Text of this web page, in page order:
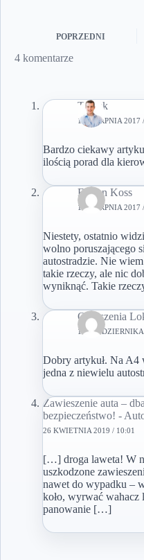
POPRZEDNI
4 komentarze
Tomek
10 SIERPNIA 2017
Bardzo ciekawy
ilością porad dla
Fabian Koss
18 SIERPNIA 2017
Niestety, ostatnio
wolno poruszającego
autostradzie. Nie
takie rzeczy, ale nic
wyniknąć. Takie
Ogłoszenia
14
Dobry artykuł. Na A4
jedna z niewielu
Zawieszenie auta –
bezpieczeństwo! -
26 KWIETNIA 2019 / 10:01
[…] droga laweta! W
uszkodzone
nawet do wypadku –
koło, wyrwać wahacz
panowanie […]